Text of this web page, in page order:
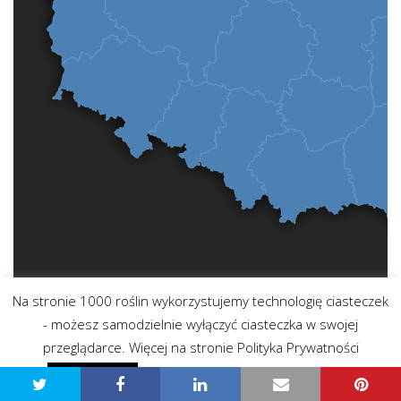
Strona główna
Na stronie 1000 roślin wykorzystujemy technologię ciasteczek
- możesz samodzielnie wyłączyć ciasteczka w swojej
przeglądarce. Więcej na stronie Polityka Prywatności
Zgadzam się Polityka prywatności - przeczytaj